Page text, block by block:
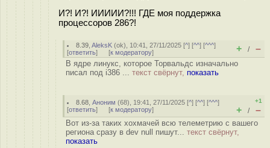
И?! И?! ИИИИИ?!!! ГДЕ моя поддержка
процессоров 286?!
8.39 ,AleksK (ok), 10:41, 27/11/2025 [^] [^^] [^^^]
[ответить] [к модератору] + / –
В ядре линукс, которое Торвальдс изначально
писал под i386 ... текст свёрнут, показать
8.68 ,Аноним (68), 19:41, 27/11/2025 [^] [^^] [^^^]
[ответить] [к модератору]
+1
+ / –
Вот из-за таких хохмачей всю телеметрию с вашего
региона сразу в dev null пишут... текст свёрнут,
показать